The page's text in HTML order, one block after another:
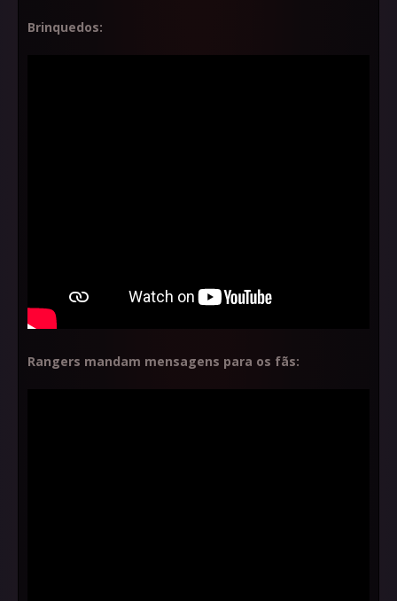
Brinquedos:
Rangers mandam mensagens para os fãs: